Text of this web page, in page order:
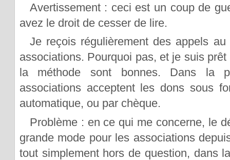
Avertissement : ceci est un coup de
avez le droit de cesser de lire.
Je reçois régulièrement des appels
associations. Pourquoi pas, et je suis
la méthode sont bonnes. Dans la
associations acceptent les dons sous
automatique, ou par chèque.
Problème : en ce qui me concerne, le
grande mode pour les associations
tout simplement hors de question, dans